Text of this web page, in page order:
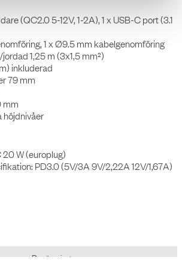
(QC2.0 5-12V, 1-2A), 1 x USB-C port (3.1
1 x Ø9.5 mm kabelgenomföring
1,25 m (3x1,5 mm²)
inkluderad
79 mm
mm
höjdnivåer
W (europlug)
PD3.0 (5V/3A 9V/2,22A 12V/1,67A)
Axessline USB Charger ; 1 USB-C, 20W,